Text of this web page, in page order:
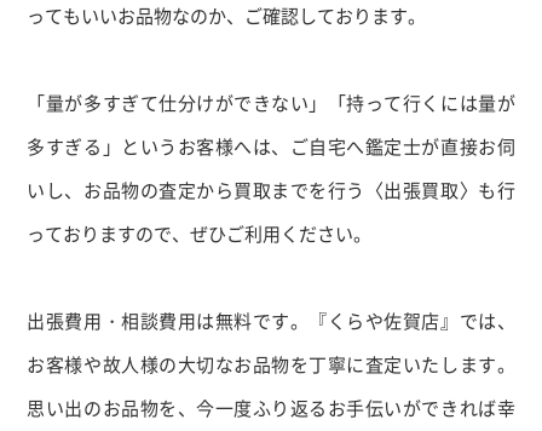
ってもいいお品物なのか、ご確認しております。
「量が多すぎて仕分けができない」「持って行くには量が
多すぎる」というお客様へは、ご自宅へ鑑定士が直接お伺
いし、お品物の査定から買取までを行う〈出張買取〉も行
っておりますので、ぜひご利用ください。
出張費用・相談費用は無料です。『くらや佐賀店』では、
お客様や故人様の大切なお品物を丁寧に査定いたします。
思い出のお品物を、今一度ふり返るお手伝いができれば幸